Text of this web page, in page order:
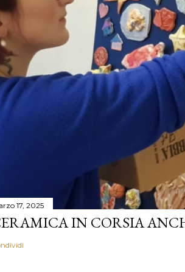
17, 2025
IN CORSIA